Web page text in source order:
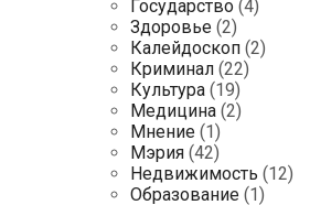
Государство (4)
Здоровье (2)
Калейдоскоп (2)
Криминал (22)
Культура (19)
Медицина (2)
Мнение (1)
Мэрия (42)
Недвижимость (12)
Образование (1)